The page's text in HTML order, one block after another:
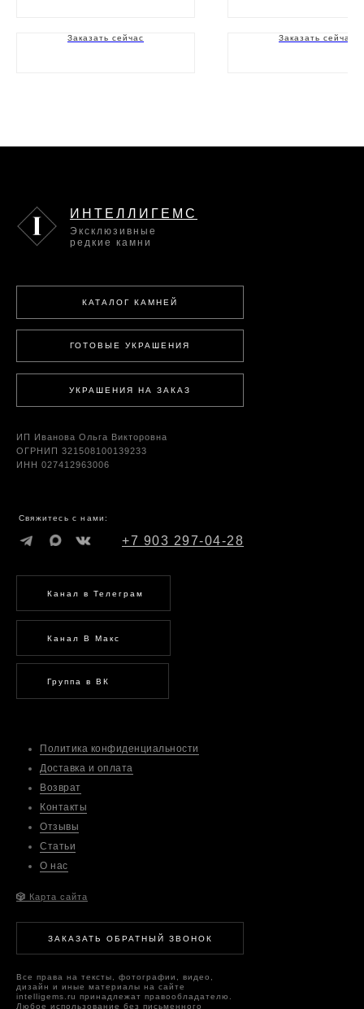
Заказать сейчас Заказать сейчас
ЗАКАЗАТЬ ОБРАТНЫЙ ЗВОНОК
Все права на тексты, фотографии, видео,
дизайн и иные материалы на сайте
intelligems.ru принадлежат правообладателю.
Любое использование без письменного
КАТАЛОГ КАМНЕЙ
УКРАШЕНИЯ НА ЗАКАЗ
ГОТОВЫЕ УКРАШЕНИЯ
Эксклюзивные
редкие камни
ИНТЕЛЛИГЕМС
Политика конфиденциальности
Доставка и оплата
Возврат
Контакты
Отзывы
Статьи
О нас
+7 903 297-04-28
Канал В Макс
Группа в ВК
Канал в Телеграм
Свяжитесь с нами:
🎲 Карта сайта
ИП Иванова Ольга Викторовна
ОГРНИП 321508100139233
ИНН 027412963006